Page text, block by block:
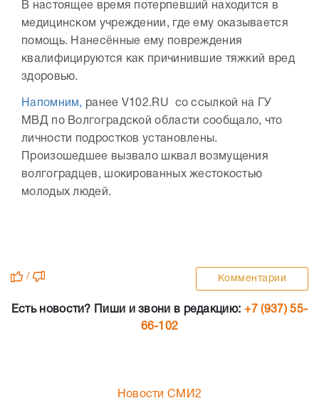
В настоящее время потерпевший находится в
медицинском учреждении, где ему оказывается
помощь. Нанесённые ему повреждения
квалифицируются как причинившие тяжкий вред
здоровью.
Напомним, ранее V102.RU со ссылкой на ГУ
МВД по Волгоградской области сообщало, что
личности подростков установлены.
Произошедшее вызвало шквал возмущения
волгоградцев, шокированных жестокостью
молодых людей.
/ Комментарии
Есть новости? Пиши и звони в редакцию: +7 (937) 55-
66-102
Новости СМИ2